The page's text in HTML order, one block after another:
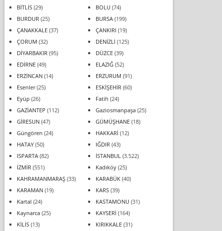
BİTLİS(29) BOLU (74)
BURDUR (25) BURSA(199)
ÇANAKKALE(37) ÇANKIRI (19)
ÇORUM (32) DENİZLİ (125)
DİYARBAKIR (95) DÜZCE(39)
EDİRNE(49) ELAZIĞ(52)
ERZİNCAN(14) ERZURUM (91)
Esenler(25) ESKİŞEHİR (60)
Eyüp (26) Fatih (24)
GAZİANTEP (112) Gaziosmanpaşa(25)
GİRESUN(47) GÜMÜŞHANE(18)
Güngören (24) HAKKARİ (12)
HATAY(50) IĞDIR (43)
ISPARTA(82) İSTANBUL (3.522)
İZMİR (551) Kadıköy(25)
KAHRAMANMARAŞ(33) KARABÜK(40)
KARAMAN(19) KARS(39)
Kartal (24) KASTAMONU (31)
Kaynarca(25) KAYSERİ (164)
KİLİS(13) KIRIKKALE(31)